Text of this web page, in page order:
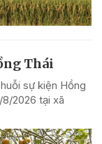
Thái
sự kiện Hồng
2026 tại xã